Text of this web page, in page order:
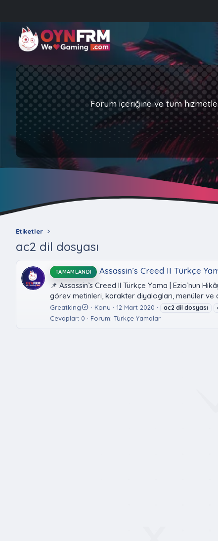
Forum içeriğine ve tüm
Etiketler
ac2 dil dosyası
TAMAMLANDI Assassin’s Creed II Türkçe
📌 Assassin’s Creed II Türkçe Yama | Ezio’nun
görev metinleri, karakter diyalogları, menüler ve
Greatking Konu 12 Mart 2020 ac2 dil dosyası
Cevaplar: 0 Forum: Türkçe Yamalar